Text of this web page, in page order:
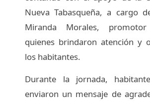
Nueva Tabasqueña, a cargo
Miranda Morales,
quienes brindaron atención y
los habitantes.
Durante la jornada,
enviaron un mensaje de